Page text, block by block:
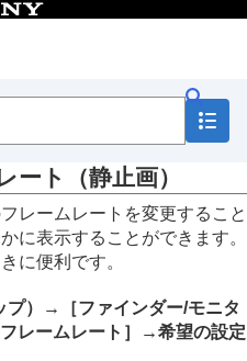
ート （静止画）
レームレートを変更すること
に表示することができます。
に便利です。
プ）→
［ファインダー/モニタ
レームレート］
→希望の設定